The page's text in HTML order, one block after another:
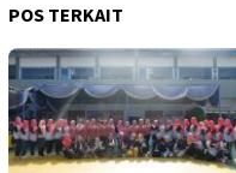
POS TERKAIT